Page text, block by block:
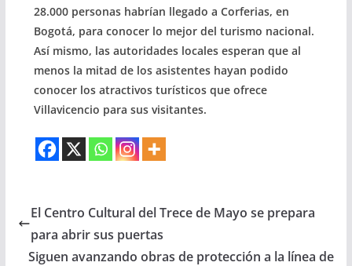
28.000 personas habrían llegado a Corferias, en
Bogotá, para conocer lo mejor del turismo nacional.
Así mismo, las autoridades locales esperan que al
menos la mitad de los asistentes hayan podido
conocer los atractivos turísticos que ofrece
Villavicencio para sus visitantes.
El Centro Cultural del Trece de Mayo se prepara
para abrir sus puertas
Siguen avanzando obras de protección a la línea de